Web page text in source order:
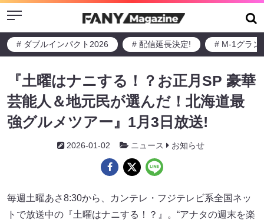
Menu
# ダブルインパクト2026 # 配信延長決定! # M-1グラン
『土曜はナニする！？お正月SP 豪華
芸能人＆地元民が選んだ！北海道最
強グルメツアー』1月3日放送!
2026-01-02 ニュース お知らせ
毎週土曜あさ8:30から、カンテレ・フジテレビ系全国ネッ
トで放送中の『土曜はナニする！？』。“アナタの週末を楽